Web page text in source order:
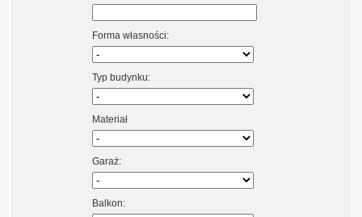
Forma własności:
Typ budynku:
Materiał
Garaż:
Balkon: